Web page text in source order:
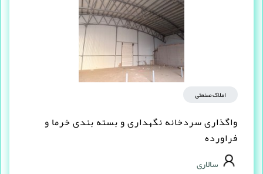
املاک صنعتی
واگذاری سردخانه نگهداری و بسته بندی خرما و
فراورده
سالاری